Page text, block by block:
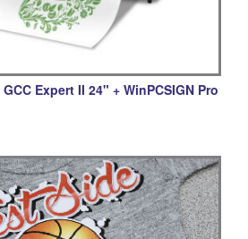
Expert II 24" + WinPCSIGN Pro